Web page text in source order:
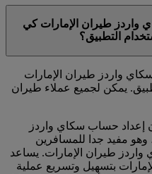
طيران الإمارات كي
التطبيق؟
واردز طيران الإمارات
يمكن لجميع عملاء طيران
إعداد حساب سكاي واردز
وهو مفيد جدا للمسافرين
واردز طيران الإمارات. يساعد
بتسهيل وتسريع عملية